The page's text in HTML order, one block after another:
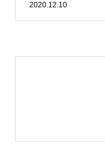
2020.12.10